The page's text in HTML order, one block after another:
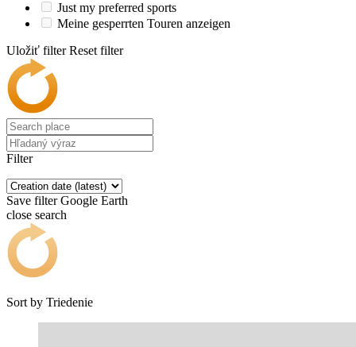
Just my preferred sports
Meine gesperrten Touren anzeigen
Uložiť filter Reset filter
Filter
Save filter Google Earth
close search
Sort by Triedenie